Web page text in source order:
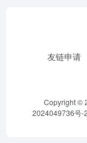
友链申请
Copyright ©
2024049736号-2